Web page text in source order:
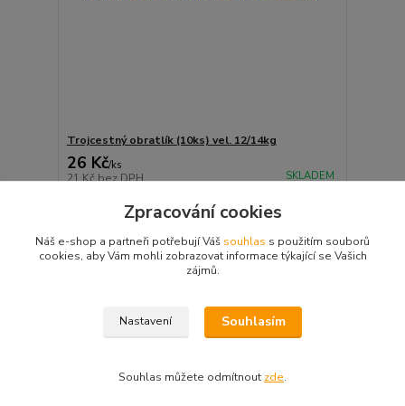
Trojcestný obratlík (10ks) vel. 12/14kg
26 Kč/ks
21 Kčbez DPH SKLADEM
Přidat do košíku
strana z 1
Zpracování cookies
Náš e-shop a partneři potřebují Váš souhlas s použitím souborů
cookies, aby Vám mohli zobrazovat informace týkající se Vašich
zájmů.
Nastavení Souhlasím
Souhlas můžete odmítnout zde.